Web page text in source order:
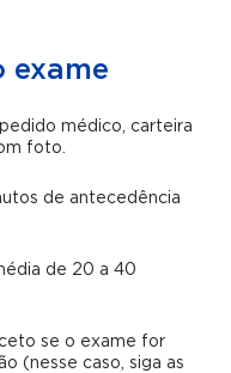
exame
médico, carteira
foto.
de antecedência
de 20 a 40
se o exame for
(nesse caso, siga as